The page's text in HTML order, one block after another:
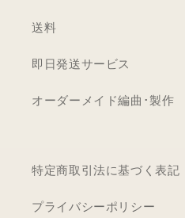
送料
即日発送サービス
オーダーメイド編曲･製作
特定商取引法に基づく表記
プライバシーポリシー